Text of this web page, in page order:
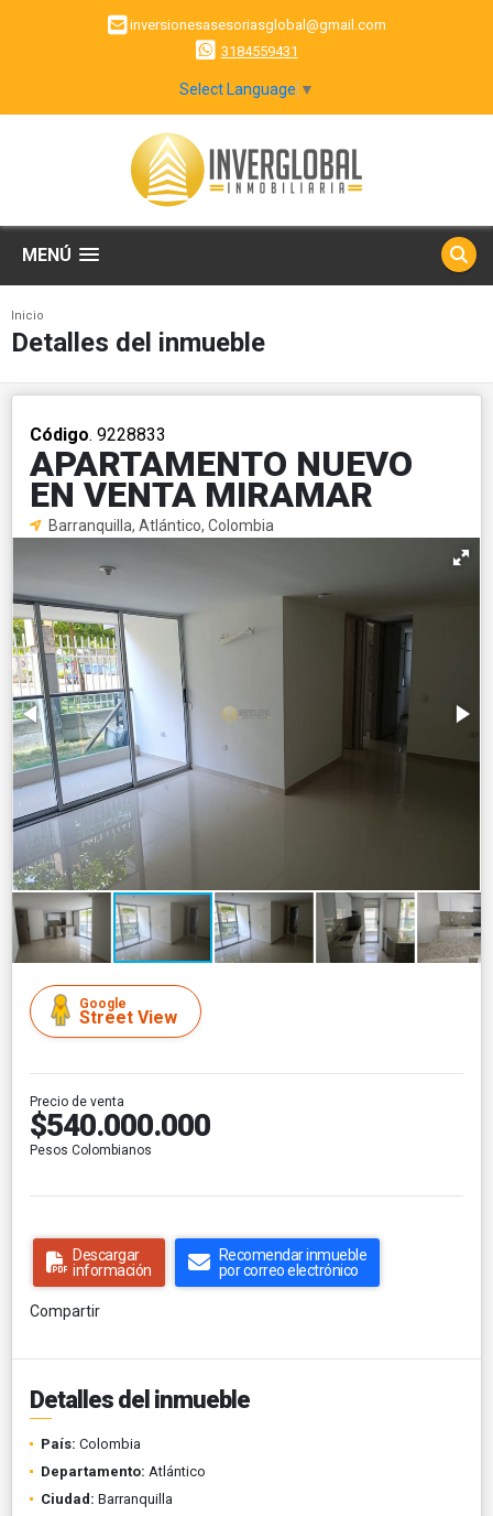
inversionesasesoriasglobal@gmail.com
3184559431
Select Language ▼
MENÚ
Inicio
Detalles del inmueble
Código. 9228833
APARTAMENTO NUEVO
EN VENTA MIRAMAR
Barranquilla, Atlántico, Colombia
Google
Street View
Precio de venta
$540.000.000
Pesos Colombianos
Descargar
información
Recomendar inmueble
por correo electrónico
Compartir
Detalles del inmueble
País: Colombia
Departamento: Atlántico
Ciudad: Barranquilla